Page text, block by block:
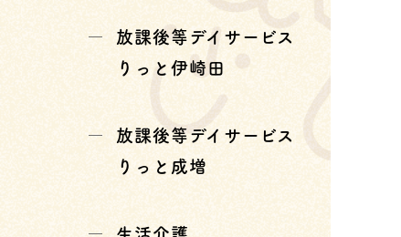
放課後等デイサービス
りっと伊崎田
放課後等デイサービス
りっと成増